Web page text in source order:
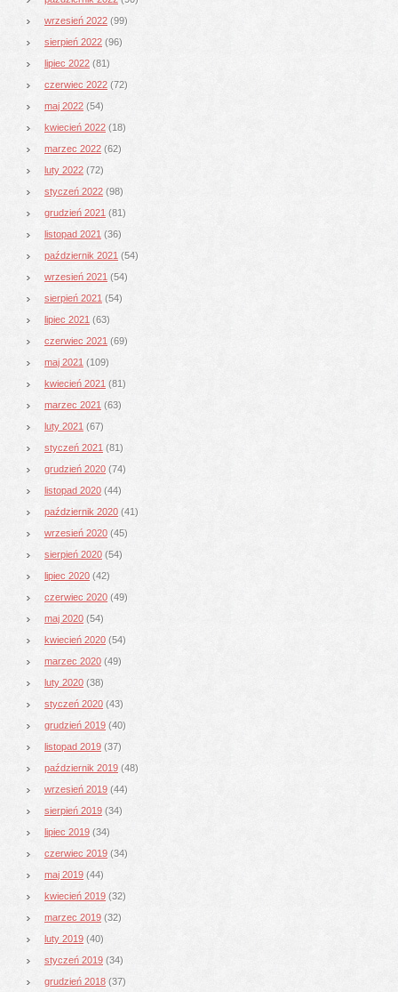
wrzesień 2022 (99)
sierpień 2022 (96)
lipiec 2022 (81)
czerwiec 2022 (72)
maj 2022 (54)
kwiecień 2022 (18)
marzec 2022 (62)
luty 2022 (72)
styczeń 2022 (98)
grudzień 2021 (81)
listopad 2021 (36)
październik 2021 (54)
wrzesień 2021 (54)
sierpień 2021 (54)
lipiec 2021 (63)
czerwiec 2021 (69)
maj 2021 (109)
kwiecień 2021 (81)
marzec 2021 (63)
luty 2021 (67)
styczeń 2021 (81)
grudzień 2020 (74)
listopad 2020 (44)
październik 2020 (41)
wrzesień 2020 (45)
sierpień 2020 (54)
lipiec 2020 (42)
czerwiec 2020 (49)
maj 2020 (54)
kwiecień 2020 (54)
marzec 2020 (49)
luty 2020 (38)
styczeń 2020 (43)
grudzień 2019 (40)
listopad 2019 (37)
październik 2019 (48)
wrzesień 2019 (44)
sierpień 2019 (34)
lipiec 2019 (34)
czerwiec 2019 (34)
maj 2019 (44)
kwiecień 2019 (32)
marzec 2019 (32)
luty 2019 (40)
styczeń 2019 (34)
grudzień 2018 (37)